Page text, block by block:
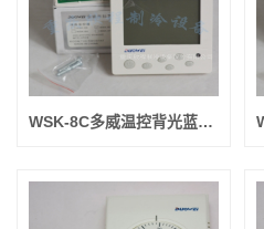
WSK-8C多威温控背光蓝屏四管制异步阀停风机不停-特殊功能